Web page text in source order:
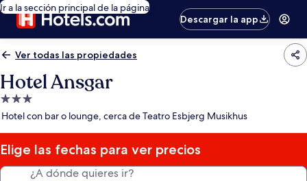
Ir a la sección principal de la página
Descargar la app
Ver todas las propiedades
Hotel Ansgar
Propiedad
de
estrellas
Hotel con bar o lounge, cerca de Teatro Esbjerg Musikhus
Elige las fechas para ver precios
¿A dónde quieres ir?